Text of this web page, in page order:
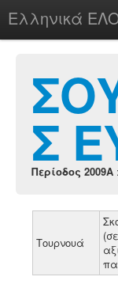
Ελληνικά
chesstu.be @
LoginΣ
Περίοδος 2009A
Τουρνουά
(σε